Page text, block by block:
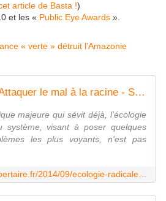
article de Basta !)
et les « Public Eye Awards ».
Écologie radicale : Attaquer le mal à la racine - Socialisme Libertaire
majeure qui sévit déjà, l'écologie
système, visant à poser quelques
les plus voyants, n'est pas
http://www.socialisme-libertaire.fr/2014/09/ecologie-radicale-attaquer-le-mal-a-la-racine.html